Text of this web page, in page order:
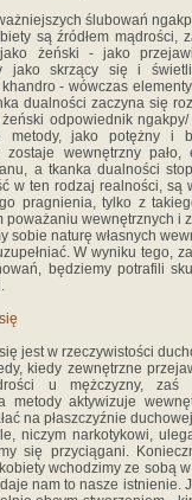
ślubowań
są źródłem mądrości,
żeński - jako
jako skrzący się i
- wówczas
dualności zaczyna się
odpowiednik
metody, jako potężny i
zostaje wewnętrzny
a tkanka dualności
w ten rodzaj realności,
pragnienia, tylko z
poważaniu wewnętrznych i
sobie naturę własnych
W wyniku tego,
będziemy potrafili
jest w rzeczywistości
kiedy zewnętrzne
u mężczyzny, zaś
metody aktywizuje
na płaszczyźnie
niczym narkotykowi,
się przyciągani.
wchodzimy ze sobą
nam to nasze istnienie.